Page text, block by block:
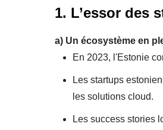
1. L’essor des
a) Un écosystème en
En 2023, l'Estonie
Les startups
les solutions cloud.
Les success stories